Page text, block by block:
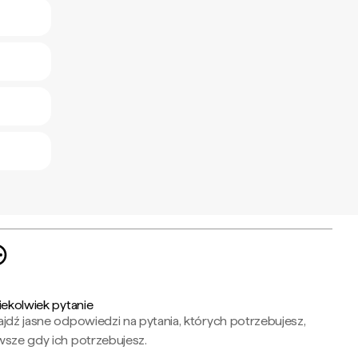
pytanie
jasne odpowiedzi na pytania, których potrzebujesz,
gdy ich potrzebujesz.